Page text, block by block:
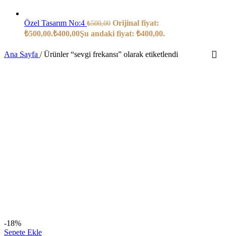
Özel Tasarım No:4 ₺500,00 Orijinal fiyat:
₺500,00.₺400,00Şu andaki fiyat: ₺400,00.
Ana Sayfa / Ürünler “sevgi frekansı” olarak etiketlendi
-18%
Sepete Ekle